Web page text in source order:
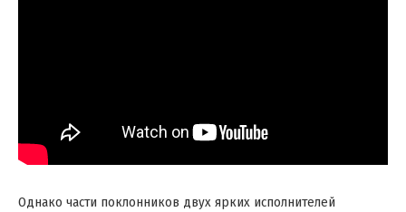
Однако части поклонников двух ярких исполнителей